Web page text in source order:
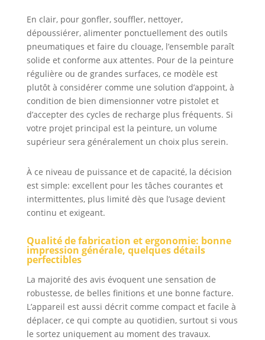
durabilité et une
résistance ultime
à la rouille. Une
pression d'appui
maximale de 3,5
MPa et une
construction
soudée sans
soudure assurent
la capacité de
résister aux
fuites. La Sécurité
Avant Tout : Le
réservoir du
compresseur d'air
ventilateurs de
refroidissement et
automatique
contre la
surchauffe pour
éviter tout
dommage. De
En clair, pour gonfler, souffler, nettoyer,
dépoussiérer, alimenter ponctuellement des outils
pneumatiques et faire du clouage, l’ensemble paraît
solide et conforme aux attentes. Pour de la peinture
régulière ou de grandes surfaces, ce modèle est
plutôt à considérer comme une solution d’appoint, à
condition de bien dimensionner votre pistolet et
d’accepter des cycles de recharge plus fréquents. Si
votre projet principal est la peinture, un volume
supérieur sera généralement un choix plus serein.
À ce niveau de puissance et de capacité, la décision
est simple: excellent pour les tâches courantes et
intermittentes, plus limité dès que l’usage devient
continu et exigeant.
Qualité de fabrication et ergonomie: bonne
impression générale, quelques détails
perfectibles
La majorité des avis évoquent une sensation de
robustesse, de belles finitions et une bonne facture.
L’appareil est aussi décrit comme compact et facile à
déplacer, ce qui compte au quotidien, surtout si vous
le sortez uniquement au moment des travaux.